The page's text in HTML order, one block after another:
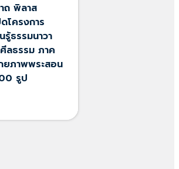
ถ พิลาส
โครงการ
ธรรมนาวา
ลธรรม ภาค
ยภาพพระสอน
รูป